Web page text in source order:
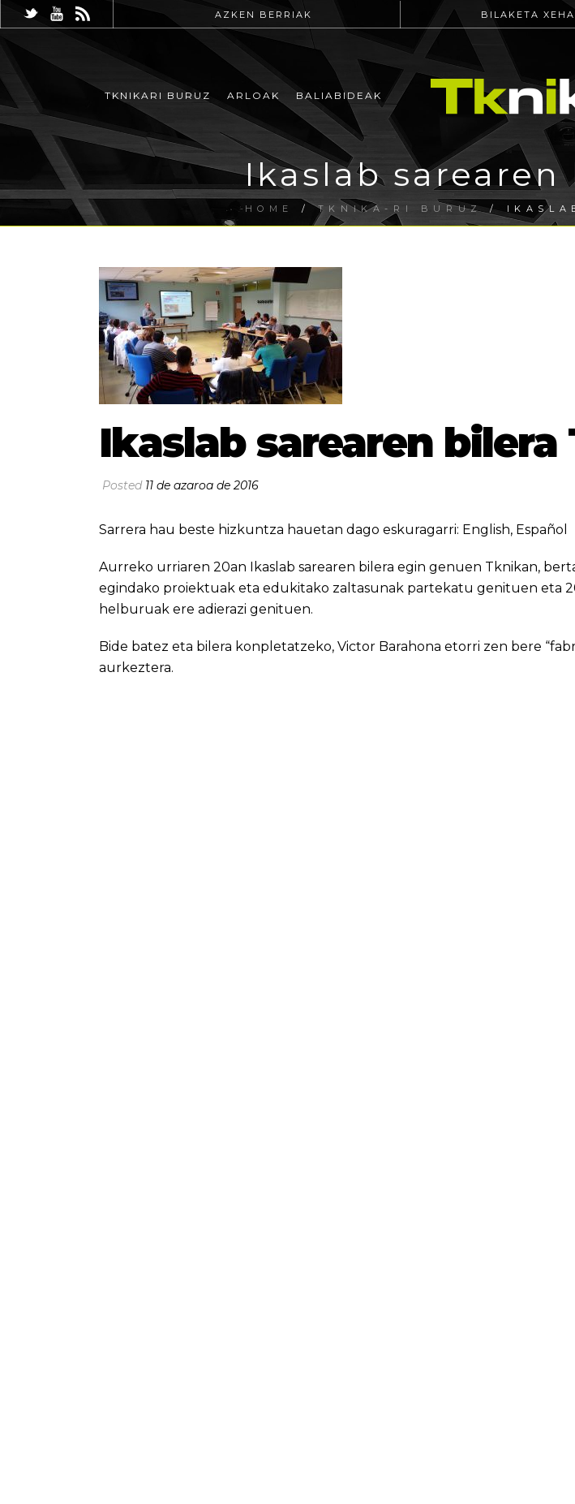
AZKEN BERRIAK BILAKETA
TKNIKARI BURUZ ARLOAK BALIABIDEAK
Ikaslab sarearen
HOME /TKNIKA-RI BURUZ /
Ikaslab sarearen
Posted 11 de azaroa de 2016
Sarrera hau beste hizkuntza hauetan dago eskuragarri: English, Español
Aurreko urriaren 20an Ikaslab sarearen bilera egin genuen Tknikan,
egindako proiektuak eta edukitako zaltasunak partekatu genituen eta
helburuak ere adierazi genituen.
Bide batez eta bilera konpletatzeko, Victor Barahona etorri zen bere
aurkeztera.